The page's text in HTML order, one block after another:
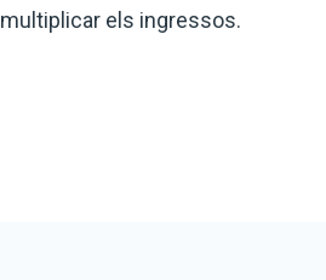
multiplicar els ingressos.